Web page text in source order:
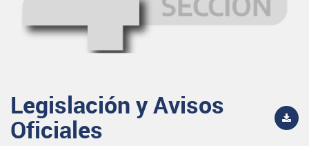
Legislación y Avisos
Oficiales